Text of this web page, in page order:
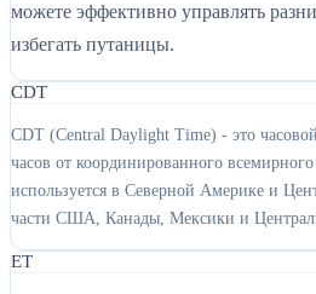
можете эффективно управлять
избегать путаницы.
CDT
CDT (Central Daylight Time) - это
часов от координированного
используется в Северной Америке и
части США, Канады, Мексики и
ET